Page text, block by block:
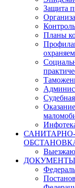
Защита
Планы
ДОКУМЕНТЫ